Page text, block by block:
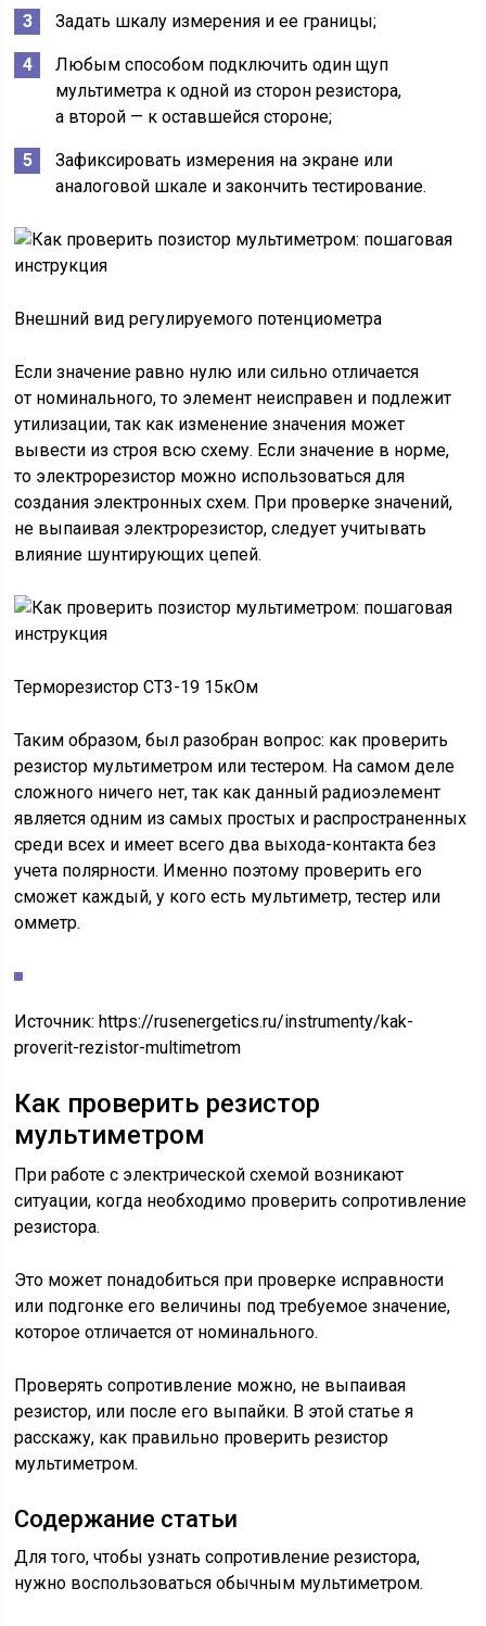
Задать шкалу измерения и ее границы;
Любым способом подключить один щуп
мультиметра к одной из сторон резистора,
а второй — к оставшейся стороне;
Зафиксировать измерения на экране или
аналоговой шкале и закончить тестирование.
Внешний вид регулируемого потенциометра
Если значение равно нулю или сильно отличается
от номинального, то элемент неисправен и подлежит
утилизации, так как изменение значения может
вывести из строя всю схему. Если значение в норме,
то электрорезистор можно использоваться для
создания электронных схем. При проверке значений,
не выпаивая электрорезистор, следует учитывать
влияние шунтирующих цепей.
Терморезистор СТ3-19 15кОм
Таким образом, был разобран вопрос: как проверить
резистор мультиметром или тестером. На самом деле
сложного ничего нет, так как данный радиоэлемент
является одним из самых простых и распространенных
среди всех и имеет всего два выхода-контакта без
учета полярности. Именно поэтому проверить его
сможет каждый, у кого есть мультиметр, тестер или
омметр.
Источник:https://rusenergetics.ru/instrumenty/kak-
proverit-rezistor-multimetrom
Как проверить резистор
мультиметром
При работе с электрической схемой возникают
ситуации, когда необходимо проверить сопротивление
резистора.
Это может понадобиться при проверке исправности
или подгонке его величины под требуемое значение,
которое отличается от номинального.
Проверять сопротивление можно, не выпаивая
резистор, или после его выпайки. В этой статье я
расскажу, как правильно проверить резистор
мультиметром.
Содержание статьи
Для того, чтобы узнать сопротивление резистора,
нужно воспользоваться обычным мультиметром.